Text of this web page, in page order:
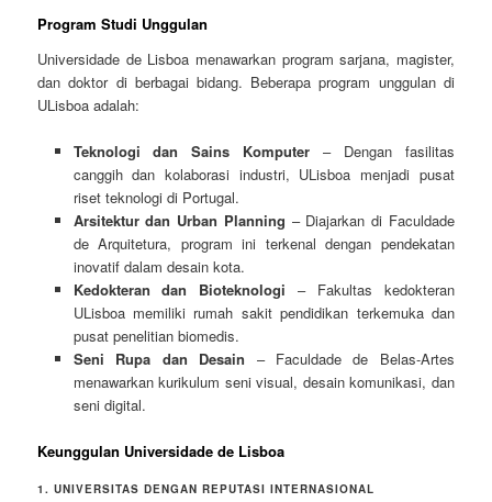
Program Studi Unggulan
Universidade de Lisboa menawarkan program sarjana, magister,
dan doktor di berbagai bidang. Beberapa program unggulan di
ULisboa adalah:
Teknologi dan Sains Komputer – Dengan fasilitas
canggih dan kolaborasi industri, ULisboa menjadi pusat
riset teknologi di Portugal.
Arsitektur dan Urban Planning – Diajarkan di Faculdade
de Arquitetura, program ini terkenal dengan pendekatan
inovatif dalam desain kota.
Kedokteran dan Bioteknologi – Fakultas kedokteran
ULisboa memiliki rumah sakit pendidikan terkemuka dan
pusat penelitian biomedis.
Seni Rupa dan Desain – Faculdade de Belas-Artes
menawarkan kurikulum seni visual, desain komunikasi, dan
seni digital.
Keunggulan Universidade de Lisboa
1. UNIVERSITAS DENGAN REPUTASI INTERNASIONAL